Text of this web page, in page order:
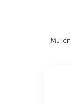
Мы